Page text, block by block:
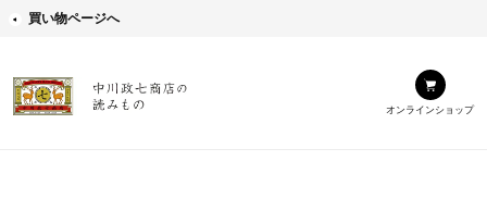
買い物ページへ
オンラインショップ